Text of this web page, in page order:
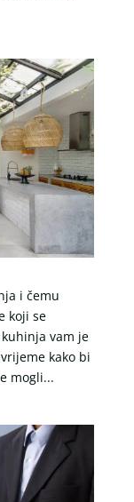
i čemu
koji se
vam je
kako bi
mogli...